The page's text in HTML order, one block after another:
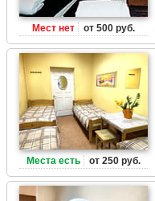
Мест нет от 500 руб.
Места есть от 250 руб.